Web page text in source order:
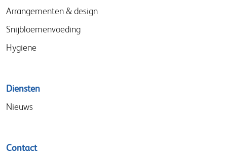
Arrangementen & design
Snijbloemenvoeding
Hygiene
Diensten
Nieuws
Contact